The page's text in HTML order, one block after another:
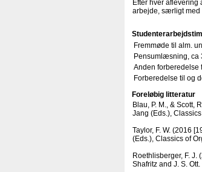
Efter hver
arbejde, særligt med
Fremmøde til alm.
Pensumlæsning, ca
Anden forberedelse
Forberedelse til og
Foreløbig litteratur
Blau, P. M., & Scott,
Jang (Eds.),
Taylor, F. W. (2016
(Eds.), Classics of
Roethlisberger, F. J.
Shafritz and J. S.